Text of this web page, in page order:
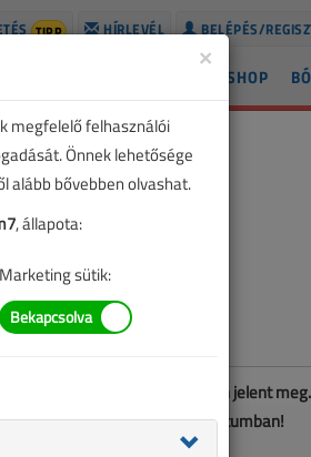
BELÉPÉS/
HÍRLEVÉL
TIPP
SHOP
cikk a VL 2023. áprilisi számában jelent
le a lapszámot PDF formátumban!
×
megfelelő felhasználói
Önnek lehetősége
alább bővebben olvashat.
, állapota:
Marketing sütik: